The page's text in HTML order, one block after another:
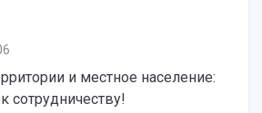
и местное население:
сотрудничеству!